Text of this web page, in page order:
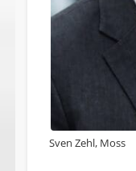
Sven Zehl, Moss